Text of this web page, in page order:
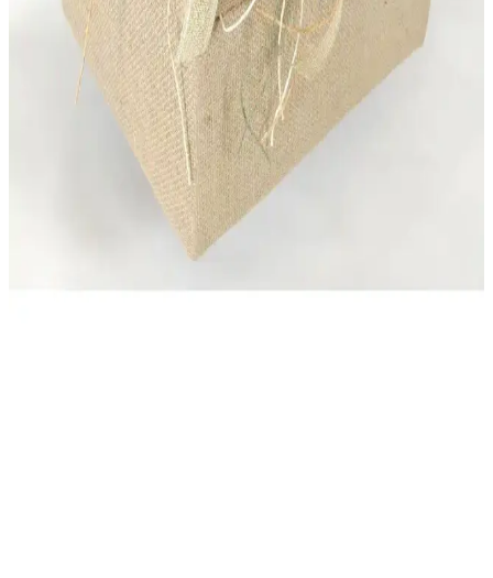
Ece Metal Ekmek Sepeti, dayanıklı metal yapısı ve şık tasarımıyla
mutfaklarda hijyenik ve düzenli saklama sağlar. Geniş hacmiyle
günlük ihtiyaçlara uygun, kolay temizlenebilir ve modern görünüm
Ezupack 6'lı Tiramisu Kupası Seti 300 cc Plastik
Şeffaf Kapaklı Sunum Kabı
Ezupack 6'lı tiramisu kupası seti, 300 cc hacmi, şeffaf kapakları ve
renkli tasarımıyla mutfakta şıklık ve pratiklik sağlar, geniş kullanım
English Home Carlisa Plastik Saklama Kabı 900 Ml